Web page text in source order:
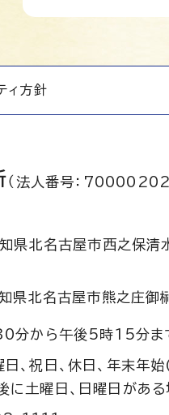
ィ方針
（法人番号：
県北名古屋市西之保清
県北名古屋市熊之庄御
分から午後5時15分ま
日、祝日、休日、年末
に土曜日、日曜日があ